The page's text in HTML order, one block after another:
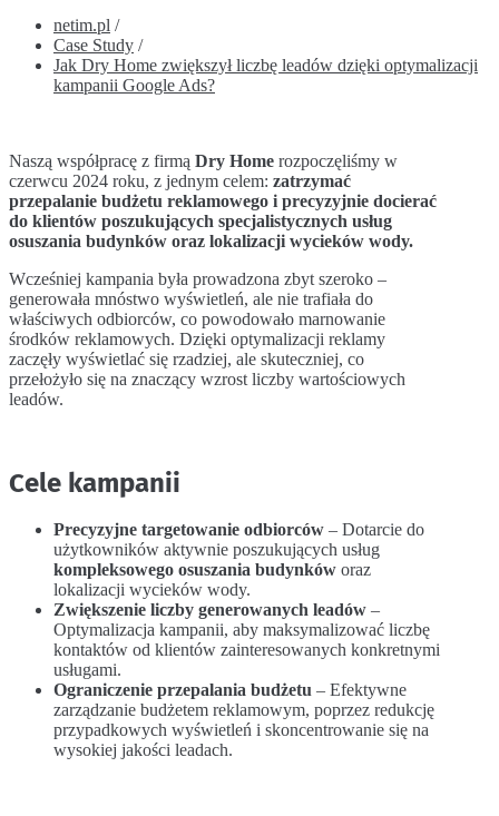
netim.pl /
Case Study /
Jak Dry Home zwiększył liczbę leadów dzięki optymalizacji
kampanii Google Ads?
Naszą współpracę z firmą Dry Home rozpoczęliśmy w
czerwcu 2024 roku, z jednym celem: zatrzymać
przepalanie budżetu reklamowego i precyzyjnie docierać
do klientów poszukujących specjalistycznych usług
osuszania budynków oraz lokalizacji wycieków wody.
Wcześniej kampania była prowadzona zbyt szeroko –
generowała mnóstwo wyświetleń, ale nie trafiała do
właściwych odbiorców, co powodowało marnowanie
środków reklamowych. Dzięki optymalizacji reklamy
zaczęły wyświetlać się rzadziej, ale skuteczniej, co
przełożyło się na znaczący wzrost liczby wartościowych
leadów.
Cele kampanii
Precyzyjne targetowanie odbiorców – Dotarcie do
użytkowników aktywnie poszukujących usług
kompleksowego osuszania budynków oraz
lokalizacji wycieków wody.
Zwiększenie liczby generowanych leadów –
Optymalizacja kampanii, aby maksymalizować liczbę
kontaktów od klientów zainteresowanych konkretnymi
usługami.
Ograniczenie przepalania budżetu – Efektywne
zarządzanie budżetem reklamowym, poprzez redukcję
przypadkowych wyświetleń i skoncentrowanie się na
wysokiej jakości leadach.